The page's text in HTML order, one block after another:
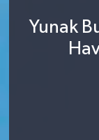
Yunak
Tüm